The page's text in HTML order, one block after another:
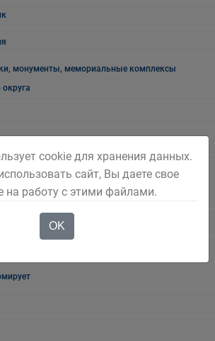
монументы, мемориальные комплексы
округа
и службы информируют
cookie для хранения данных.
сайт, Вы даете свое
на работу с этими файлами.
OK